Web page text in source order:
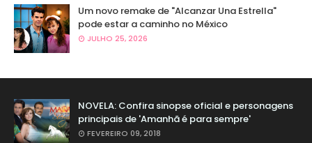
Um novo remake de "Alcanzar Una Estrella"
pode estar a caminho no México
JULHO 25, 2026
NOVELA: Confira sinopse oficial e personagens
principais de 'Amanhã é para sempre'
FEVEREIRO 09, 2018